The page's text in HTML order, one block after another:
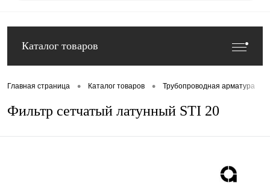
Каталог товаров
Главная страница • Каталог товаров • Трубопроводная арматура
Фильтр сетчатый латунный STI 20